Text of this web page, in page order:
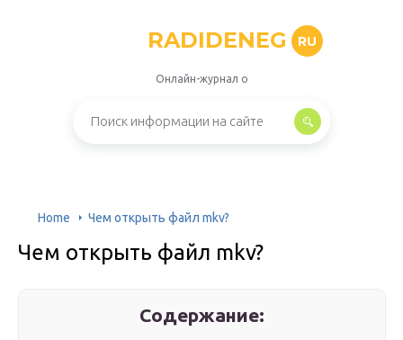
RADIDENEG RU
Онлайн-журнал о
Home Чем открыть файл mkv?
Чем открыть файл mkv?
Содержание: